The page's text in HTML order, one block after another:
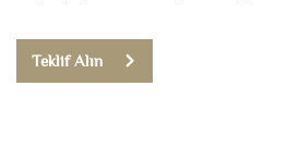
Teklif Alın